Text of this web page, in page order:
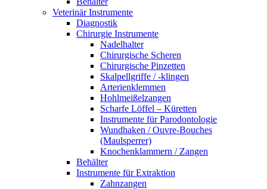
Veterinär Instrumente
Diagnostik
Chirurgie Instrumente
Nadelhalter
Chirurgische Scheren
Chirurgische Pinzetten
Skalpellgriffe / -klingen
Arterienklemmen
Hohlmeißelzangen
Scharfe Löffel – Küretten
Instrumente für Parodontologie
Wundhaken / Ouvre-Bouches
(Maulsperrer)
Knochenklammern / Zangen
Behälter
Instrumente für Extraktion
Zahnzangen